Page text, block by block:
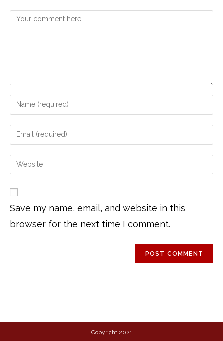
Save my name, email, and website in this
browser for the next time I comment.
Copyright 2021